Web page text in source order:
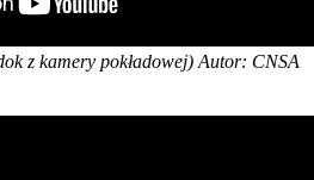
z kamery pokładowej) Autor: CNSA